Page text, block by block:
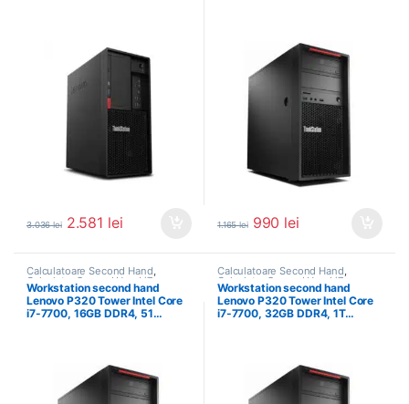
3.036lei 2.581 lei 1.165lei 990 lei
Calculatoare Second Hand,
Calculator Second Hand i7,
Workstation Second Hand
Workstation second hand
Lenovo P320 Tower Intel Core
i7-7700, 16GB DDR4, 51…
Calculatoare Second Hand,
Calculator Second Hand i7,
Workstation Second Hand
Workstation second hand
Lenovo P320 Tower Intel Core
i7-7700, 32GB DDR4, 1T…